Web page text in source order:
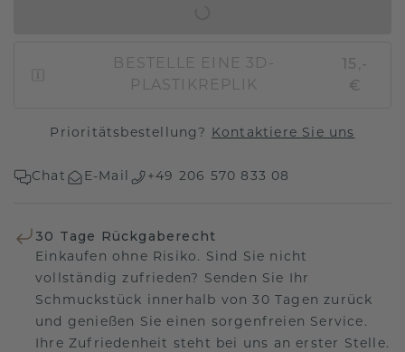
BESTELLE EINE 3D-
PLASTIKREPLIK
15,-
€
Prioritätsbestellung? Kontaktiere Sie uns
Chat E-Mail +49 206 570 833 08
30 Tage Rückgaberecht
Einkaufen ohne Risiko. Sind Sie nicht
vollständig zufrieden? Senden Sie Ihr
Schmuckstück innerhalb von 30 Tagen zurück
und genießen Sie einen sorgenfreien Service.
Ihre Zufriedenheit steht bei uns an erster Stelle.